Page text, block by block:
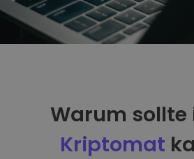
Warum sollte
Kriptomat